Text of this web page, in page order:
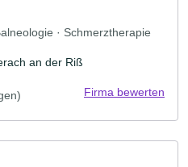
· Schmerztherapie
an der Riß
Firma bewerten